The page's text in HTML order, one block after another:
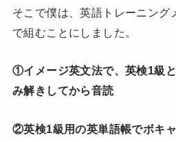
そこで僕は、英語トレーニング
で組むことにしました。
①イメージ英文法で、英検1級
み解きしてから音読
②英検1級用の英単語帳でボキ